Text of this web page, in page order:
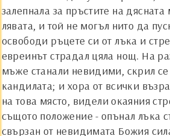
залепнала за пръстите на
лявата, и той не могъл нито да
освободи ръцете си от лъка и
евреинът страдал цяла нощ. На
мъже станали невидими, скрил се
кандилата; и хора от всички
на това място, видели окаяния
същото положение - опънал лъка
свързан от невидимата Божия